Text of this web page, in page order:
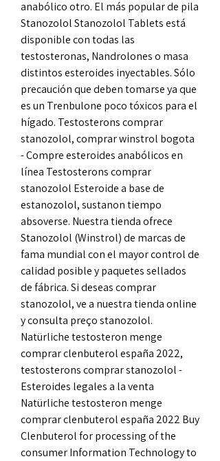
anabólico otro. El más popular de pila
Stanozolol Stanozolol Tablets está
disponible con todas las
testosteronas, Nandrolones o masa
distintos esteroides inyectables. Sólo
precaución que deben tomarse ya que
es un Trenbulone poco tóxicos para el
hígado. Testosterons comprar
stanozolol, comprar winstrol bogota
- Compre esteroides anabólicos en
línea Testosterons comprar
stanozolol Esteroide a base de
estanozolol, sustanon tiempo
absoverse. Nuestra tienda ofrece
Stanozolol (Winstrol) de marcas de
fama mundial con el mayor control de
calidad posible y paquetes sellados
de fábrica. Si deseas comprar
stanozolol, ve a nuestra tienda online
y consulta preço stanozolol.
Natürliche testosteron menge
comprar clenbuterol españa 2022,
testosterons comprar stanozolol -
Esteroides legales a la venta
Natürliche testosteron menge
comprar clenbuterol españa 2022 Buy
Clenbuterol for processing of the
consumer Information Technology to